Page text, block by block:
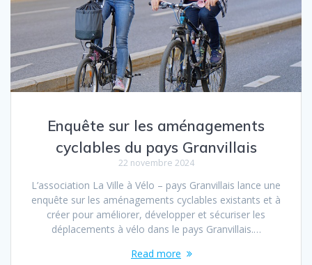
Enquête sur les aménagements
cyclables du pays Granvillais
22 novembre 2024
L’association La Ville à Vélo – pays Granvillais lance une
enquête sur les aménagements cyclables existants et à
créer pour améliorer, développer et sécuriser les
déplacements à vélo dans le pays Granvillais.…
Read more